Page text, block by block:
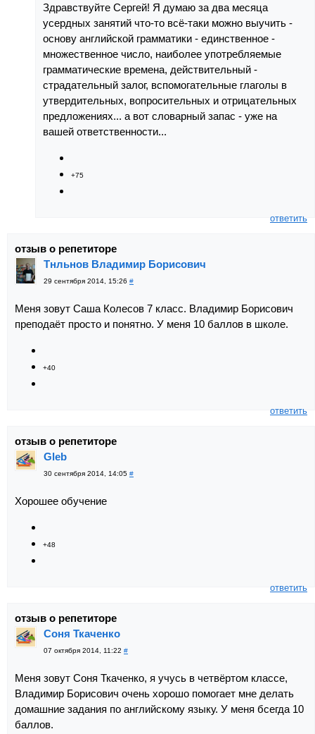
Здравствуйте Сергей! Я думаю за два месяца
усердных занятий что-то всё-таки можно выучить -
основу английской грамматики - единственное -
множественное число, наиболее употребляемые
грамматические времена, действительный -
страдательный залог, вспомогательные глаголы в
утвердительных, вопросительных и отрицательных
предложениях... а вот словарный запас - уже на
вашей ответственности...
+75
ответить
отзыв о репетиторе
Тнльнов Владимир Борисович
29 сентября 2014, 15:26 #
Меня зовут Саша Колесов 7 класс. Владимир Борисович
преподаёт просто и понятно. У меня 10 баллов в школе.
+40
ответить
отзыв о репетиторе
Gleb
30 сентября 2014, 14:05 #
Хорошее обучение
+48
ответить
отзыв о репетиторе
Соня Ткаченко
07 октября 2014, 11:22 #
Меня зовут Соня Ткаченко, я учусь в четвёртом классе,
Владимир Борисович очень хорошо помогает мне делать
домашние задания по английскому языку. У меня бсегда 10
баллов.